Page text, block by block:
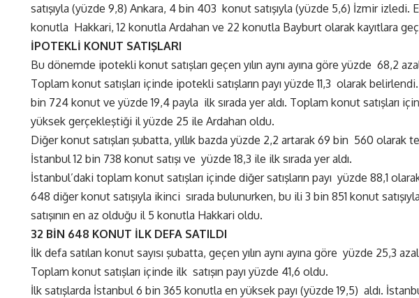
satışıyla (yüzde 9,8) Ankara, 4 bin 403 konut satışıyla (yüzde 5,6) İzmir izledi.
konutla Hakkari, 12 konutla Ardahan ve 22 konutla Bayburt olarak kayıtlara
İPOTEKLİ KONUT SATIŞLARI
Bu dönemde ipotekli konut satışları geçen yılın aynı ayına göre yüzde 68,2
Toplam konut satışları içinde ipotekli satışların payı yüzde 11,3 olarak
bin 724 konut ve yüzde 19,4 payla ilk sırada yer aldı. Toplam konut satışları
yüksek gerçekleştiği il yüzde 25 ile Ardahan oldu.
Diğer konut satışları şubatta, yıllık bazda yüzde 2,2 artarak 69 bin 560
İstanbul 12 bin 738 konut satışı ve yüzde 18,3 ile ilk sırada yer aldı.
İstanbul’daki toplam konut satışları içinde diğer satışların payı yüzde 88,1
648 diğer konut satışıyla ikinci sırada bulunurken, bu ili 3 bin 851 konut
satışının en az olduğu il 5 konutla Hakkari oldu.
32 BİN 648 KONUT İLK DEFA SATILDI
İlk defa satılan konut sayısı şubatta, geçen yılın aynı ayına göre yüzde 25,3
Toplam konut satışları içinde ilk satışın payı yüzde 41,6 oldu.
İlk satışlarda İstanbul 6 bin 365 konutla en yüksek payı (yüzde 19,5) aldı.